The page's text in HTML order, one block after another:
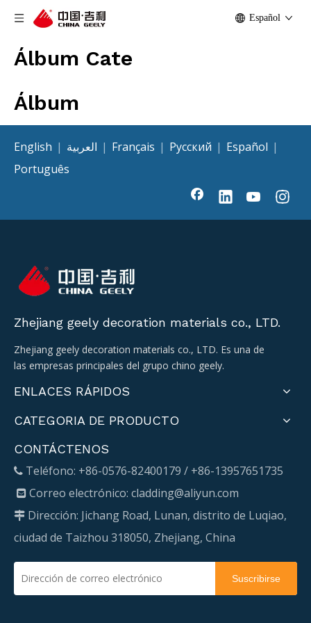
Español
Álbum Cate
Álbum
English | العربية | Français | Pусский | Español |
Português
Zhejiang geely decoration materials co., LTD.
Zhejiang geely decoration materials co., LTD. Es una de
las empresas principales del grupo chino geely.
ENLACES RÁPIDOS
CATEGORIA DE PRODUCTO
CONTÁCTENOS
 Teléfono: +86-0576-82400179 / +86-13957651735
 Correo electrónico: cladding@aliyun.com
 Dirección: Jichang Road, Lunan, distrito de Luqiao,
ciudad de Taizhou 318050, Zhejiang, China
Suscribirse